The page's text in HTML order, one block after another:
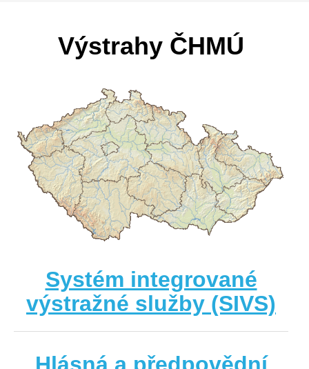
Výstrahy ČHMÚ
Systém integrované
výstražné služby (SIVS)